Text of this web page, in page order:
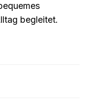
begleitet.